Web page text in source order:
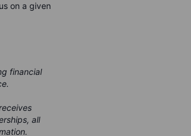
on a given
financial
all